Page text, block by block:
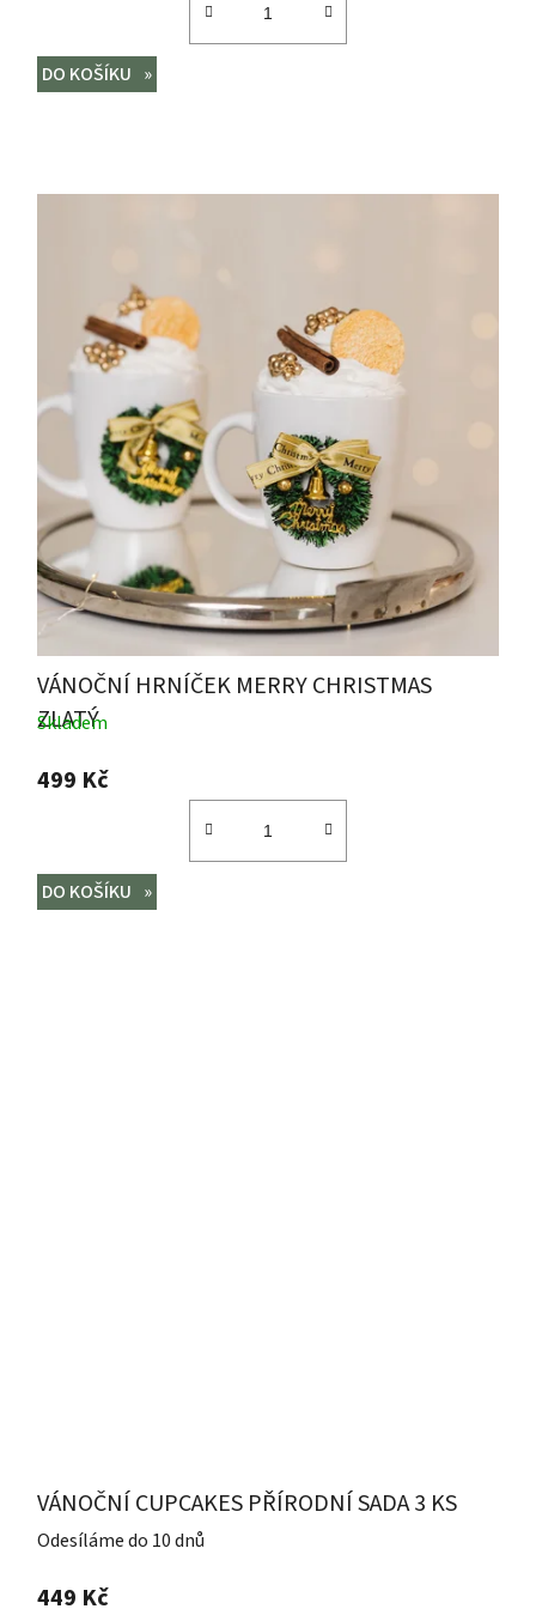
DO KOŠÍKU
VÁNOČNÍ HRNÍČEK MERRY CHRISTMAS
ZLATÝ
Skladem
499 Kč
DO KOŠÍKU
VÁNOČNÍ CUPCAKES PŘÍRODNÍ SADA 3 KS
Odesíláme do 10 dnů
449 Kč